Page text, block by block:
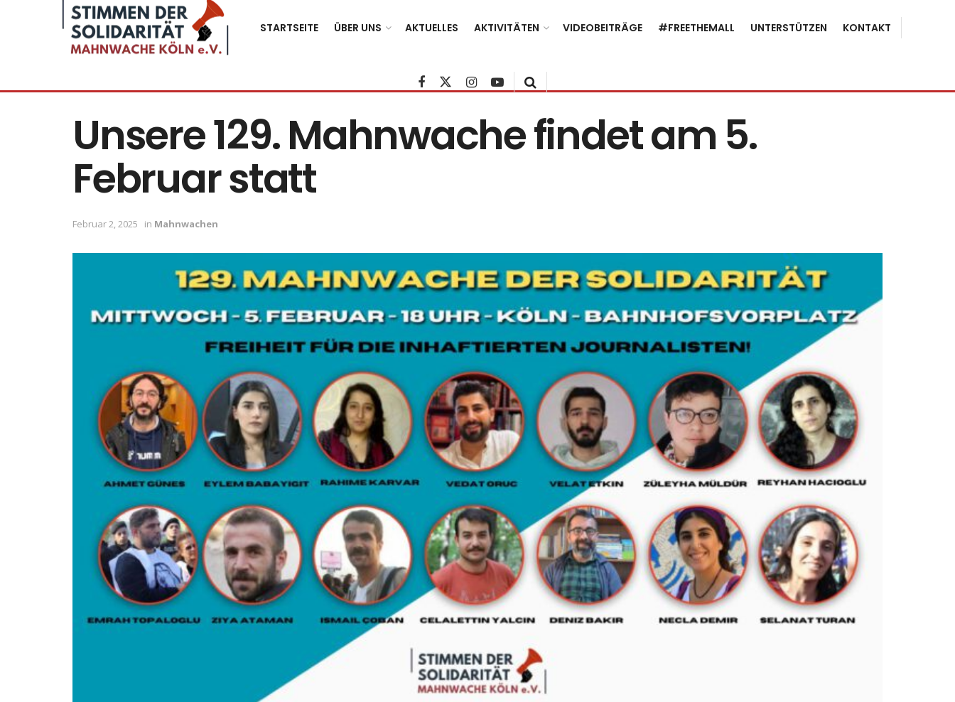
STARTSEITE ÜBER UNS AKTUELLES AKTIVITÄTEN VIDEOBEITRÄGE #FREETHEMALL UNTERSTÜTZEN KONTAKT
Unsere 129. Mahnwache findet am 5.
Februar statt
Februar 2, 2025 in Mahnwachen